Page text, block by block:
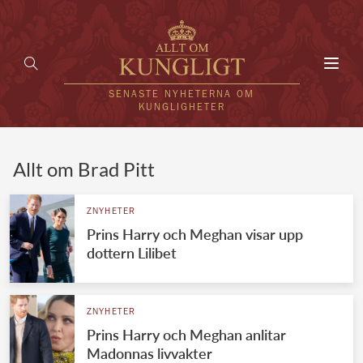
SENASTE NYHETERNA OM
KUNGLIGHETER
UTLÄNDSKT
VÄRLDENS KUNGAHUS
Svenska kungahuset
Brittiska kungahuset
REDAKTION
Allt om Brad Pitt
ZNYHETER
Prins Harry och Meghan visar upp
dottern Lilibet
ZNYHETER
Prins Harry och Meghan anlitar
Madonnas livvakter